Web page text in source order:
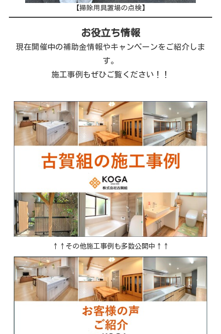
【掃除用具置場の点検】
お役立ち情報
現在開催中の補助金情報やキャンペーンをご紹介しま
す。
施工事例もぜひご覧ください！！
↑↑その他施工事例も多数公開中↑↑